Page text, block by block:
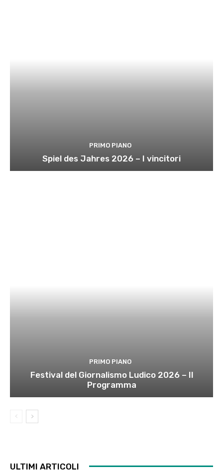
PRIMO PIANO
Spiel des Jahres 2026 – I vincitori
PRIMO PIANO
Festival del Giornalismo Ludico 2026 – Il
Programma
ULTIMI ARTICOLI